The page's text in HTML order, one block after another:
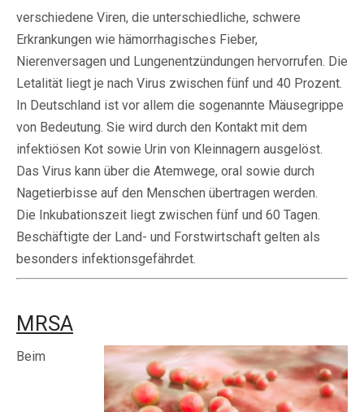
verschiedene Viren, die unterschiedliche, schwere
Erkrankungen wie hämorrhagisches Fieber,
Nierenversagen und Lungenentzündungen hervorrufen. Die
Letalität liegt je nach Virus zwischen fünf und 40 Prozent.
In Deutschland ist vor allem die sogenannte Mäusegrippe
von Bedeutung. Sie wird durch den Kontakt mit dem
infektiösen Kot sowie Urin von Kleinnagern ausgelöst.
Das Virus kann über die Atemwege, oral sowie durch
Nagetierbisse auf den Menschen übertragen werden.
Die Inkubationszeit liegt zwischen fünf und 60 Tagen.
Beschäftigte der Land- und Forstwirtschaft gelten als
besonders infektionsgefährdet.
MRSA
Beim